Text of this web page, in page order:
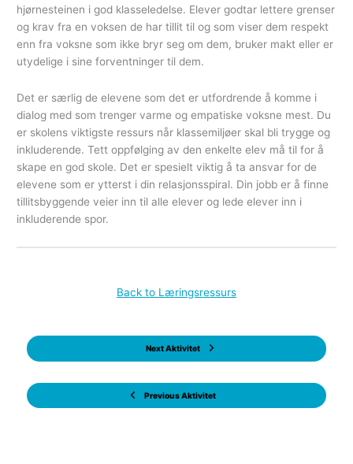
hjørnesteinen i god klasseledelse. Elever godtar lettere grenser
og krav fra en voksen de har tillit til og som viser dem respekt
enn fra voksne som ikke bryr seg om dem, bruker makt eller er
utydelige i sine forventninger til dem.
Det er særlig de elevene som det er utfordrende å komme i
dialog med som trenger varme og empatiske voksne mest. Du
er skolens viktigste ressurs når klassemiljøer skal bli trygge og
inkluderende. Tett oppfølging av den enkelte elev må til for å
skape en god skole. Det er spesielt viktig å ta ansvar for de
elevene som er ytterst i din relasjonsspiral. Din jobb er å finne
tillitsbyggende veier inn til alle elever og lede elever inn i
inkluderende spor.
Previous Aktivitet
Back to Læringsressurs
Next Aktivitet